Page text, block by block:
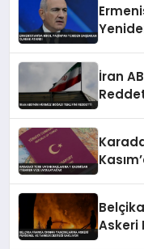
İran
Askeri